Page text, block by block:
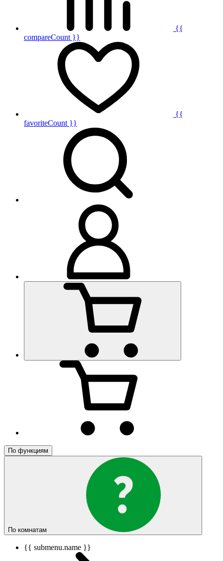
{{
compareCount }}
{{
favoriteCount }}
По функциям
По комнатам
{{ submenu.name }}